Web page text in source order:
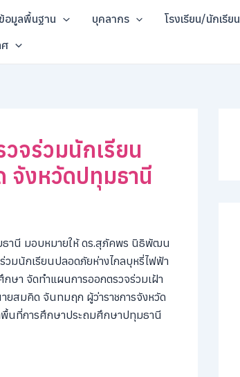
ข้อมูลพื้นฐาน บุคลากร โรงเรียน/นักเรียน
ศ
จร่วมนักเรียน
จังหวัดปทุมธานี
านี มอบหมายให้ ดร.สุภัคพร นิธิพัฒน
มนักเรียนปลอดภัยห่างไกลบุหรี่ไฟฟ้า
ษา จัดทําแผนการออกตรวจร่วมเฝ้า
ยสมคิด จันทมฤก ผู้ว่าราชการจังหวัด
พื้นที่การศึกษาประถมศึกษาปทุมธานี